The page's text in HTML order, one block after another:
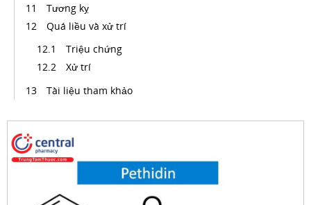
Tương kỵ
Quá liều và xử trí
Triệu chứng
Xử trí
Tài liệu tham khảo